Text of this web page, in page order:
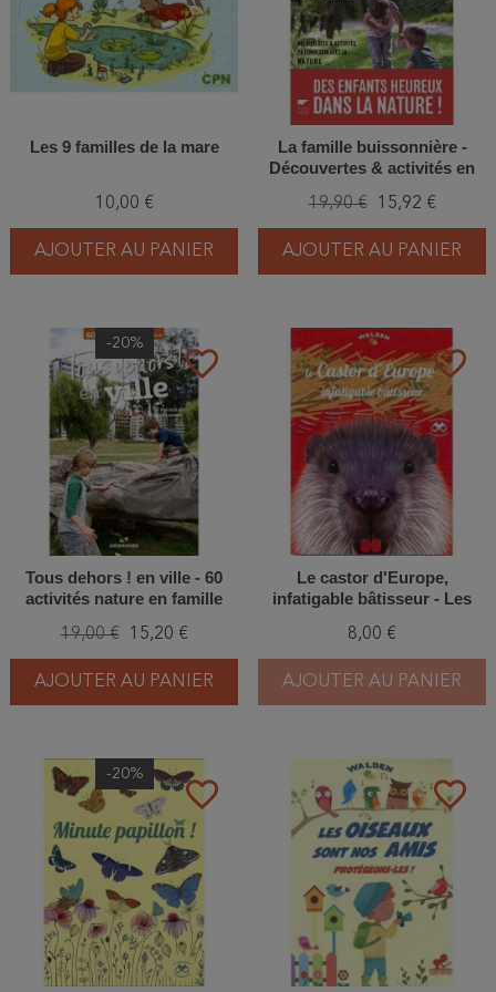
Les 9 familles de la mare
10,00 €
AJOUTER AU PANIER
La famille buissonnière -
Découvertes & activités en
19,90 € 15,92 €
AJOUTER AU PANIER
favorite_border
-20%
Tous dehors ! en ville - 60
activités nature en famille
19,00 € 15,20 €
AJOUTER AU PANIER
favorite_border
Le castor d'Europe,
infatigable bâtisseur - Les
8,00 €
AJOUTER AU PANIER
favorite_border
-20%
favorite_border